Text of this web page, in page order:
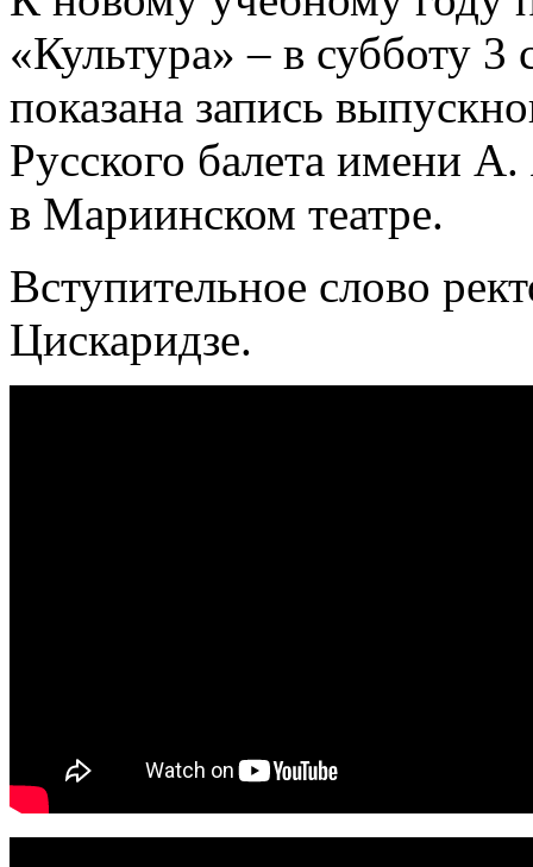
«Культура» – в субботу 3
показана запись
Русского балета имени
в Мариинском театре.
Вступительное слово
Цискаридзе.